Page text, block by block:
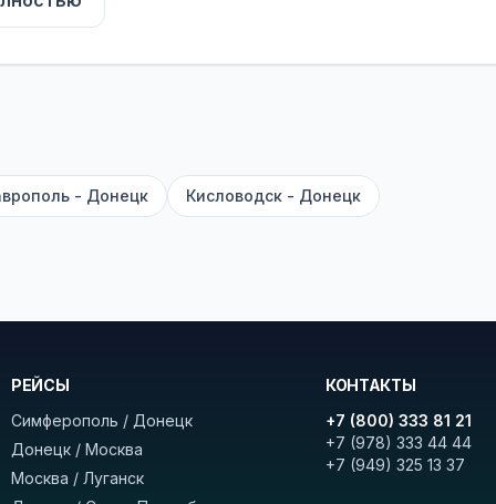
сидений, кондиционер, отопление, зарядка
У нас
не нужно.
время в пути и цену. Кнопка «Детали
- Донецк Кисловодск - Донецк
РЕЙСЫ
Симферополь / Донецк
Донецк / Москва
Москва / Луганск
КОНТАКТЫ
+7 (800) 333 81 21
+7 (978) 333 44 44
+7 (949) 325 13 37